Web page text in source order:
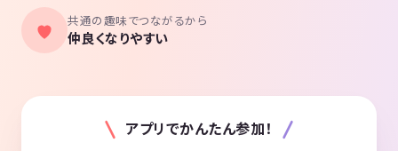
共通の趣味でつながるから
仲良くなりやすい
アプリでかんたん参加！